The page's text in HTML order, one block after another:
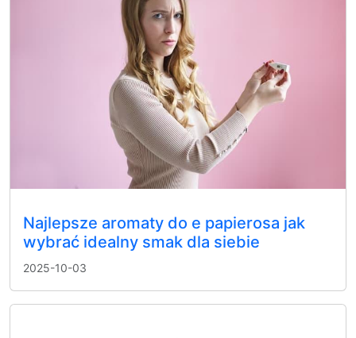
Najlepsze aromaty do e papierosa jak
wybrać idealny smak dla siebie
2025-10-03